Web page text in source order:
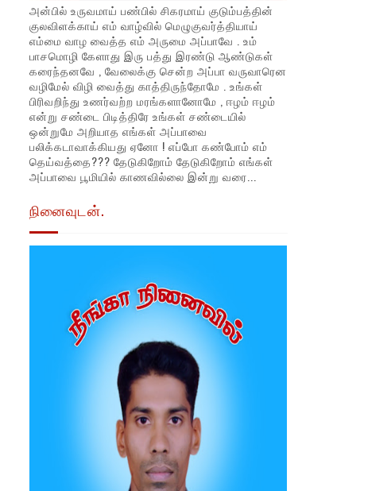
அன்பில் உருவமாய் பண்பில் சிகரமாய் குடும்பத்தின்
குலவிளக்காய் எம் வாழ்வில் மெழுகுவர்த்தியாய்
எம்மை வாழ வைத்த எம் அருமை அப்பாவே . உம்
பாசமொழி கேளாது இரு பத்து இரண்டு ஆண்டுகள்
கரைந்தனவே , வேலைக்கு சென்ற அப்பா வருவாரென
வழிமேல் விழி வைத்து காத்திருந்தோமே . உங்கள்
பிரிவறிந்து உணர்வற்ற மரங்களானோமே , ஈழம் ஈழம்
என்று சண்டை பிடித்திரே உங்கள் சண்டையில்
ஒன்றுமே அறியாத எங்கள் அப்பாவை
பலிக்கடாவாக்கியது ஏனோ ! எப்போ கண்போம் எம்
தெய்வத்தை??? தேடுகிறோம் தேடுகிறோம் எங்கள்
அப்பாவை பூமியில் காணவில்லை இன்று வரை...
நினைவுடன்.